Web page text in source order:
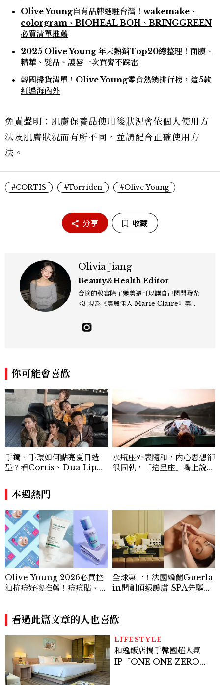
Olive Young自有品牌進駐台灣！wakemake、
colorgram、BIOHEAL BOH、BRINGGREEN
必買清單推薦
2025 Olive Young 年末熱銷Top20總整理！面膜、
精華、髮品、護唇一次買齊不踩雷
韓國掃貨清單！Olive Young零食熱銷排行榜，這5款
紅遍海內外
免責聲明：肌膚保養品使用後狀況會依個人使用方
法及肌膚狀況而有所不同，並請配合正確使用方
法。
#CORTIS #Torriden #Olive Young
分享 收藏
Olivia Jiang
Beauty&Health Editor
合適的妝容除了變美還可以讓自己閃閃發光
<3 現為《美麗佳人 Marie Claire》美容
容趨勢；擅長挖掘明星同款與私下愛用單
品，還有分享那些自己一試就愛上的神級好
你可能會喜歡
手鐲、手環如何點亮夏日造
型？看Cortis、Dua Lip的
水瓶座外表隨和，內心思想卻
很固執，「這星座」嘴上說都
本週熱門
Olive Young 2026必買控
油抗痘好物推薦！痘痘貼、洗
全球第一！法國嬌蘭Guerla
in開創頂級護膚 SPA先驅，
豪名流夢寐以求的傳奇奢寵饗
看過此篇文章的人也喜歡
LIFESTYLE
和逸飯店攜手韓國超人氣
IP「ONE ONE ZERO